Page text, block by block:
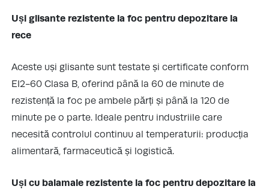
Uși glisante rezistente la foc pentru depozitare la
rece
Aceste uși glisante sunt testate și certificate conform
EI2-60 Clasa B, oferind până la 60 de minute de
rezistență la foc pe ambele părți și până la 120 de
minute pe o parte. Ideale pentru industriile care
necesită controlul continuu al temperaturii: producția
alimentară, farmaceutică și logistică.
Uși cu balamale rezistente la foc pentru depozitare la